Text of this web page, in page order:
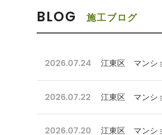
BLOG 施工ブログ
2026.07.24 江東区 マンシ
2026.07.22 江東区 マンシ
2026.07.20 江東区 マンシ